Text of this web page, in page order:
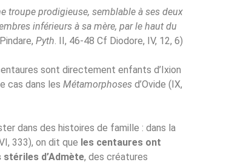
troupe prodigieuse, semblable à ses deux
inférieurs à sa mère, par le haut du
Pyth. II, 46-48 Cf Diodore, IV, 12, 6)
sont directement enfants d’Ixion
cas dans les Métamorphoses d’Ovide (IX,
dans des histoires de famille : dans la
333), on dit que les centaures ont
d’Admète, des créatures